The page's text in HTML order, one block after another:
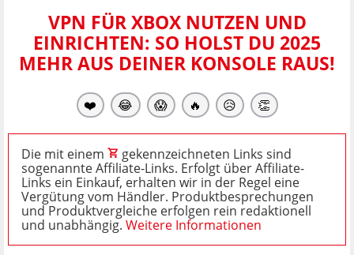
VPN FÜR XBOX NUTZEN UND
EINRICHTEN: SO HOLST DU 2025
MEHR AUS DEINER KONSOLE RAUS!
❤️ 😂 😱 🔥 😥 👏
Die mit einem
gekennzeichneten Links sind
sogenannte Affiliate-Links. Erfolgt über Affiliate-
Links ein Einkauf, erhalten wir in der Regel eine
Vergütung vom Händler. Produktbesprechungen
und Produktvergleiche erfolgen rein redaktionell
und unabhängig. Weitere Informationen